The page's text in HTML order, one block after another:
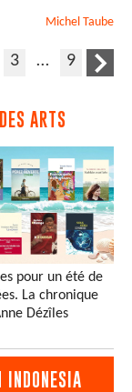
Michel Taube
3 … 9
ARTS
pour un été de
La chronique
Dézîles
INDONESIA